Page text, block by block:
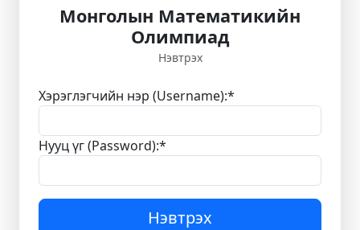
Монголын Математикийн
Олимпиад
Нэвтрэх
Хэрэглэгчийн нэр (Username):*
Нууц үг (Password):*
Нэвтрэх